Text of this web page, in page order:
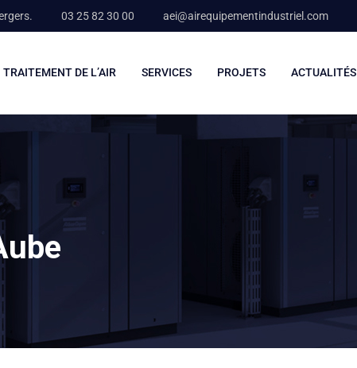
03 25 82 30 00 aei@airequipementindustriel.com
TRAITEMENT DE L’AIR SERVICES PROJETS ACTUALITÉS